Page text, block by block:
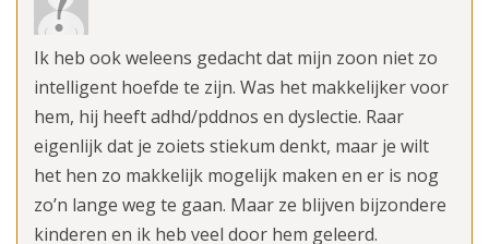
Ik heb ook weleens gedacht dat mijn zoon niet zo
intelligent hoefde te zijn. Was het makkelijker voor
hem, hij heeft adhd/pddnos en dyslectie. Raar
eigenlijk dat je zoiets stiekum denkt, maar je wilt
het hen zo makkelijk mogelijk maken en er is nog
zo’n lange weg te gaan. Maar ze blijven bijzondere
kinderen en ik heb veel door hem geleerd.